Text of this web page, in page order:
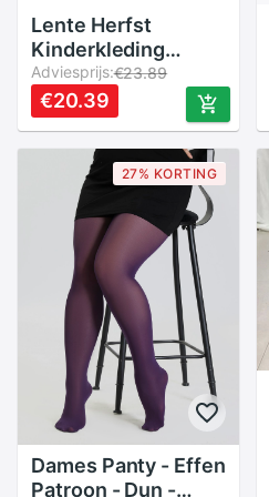
Lente Herfst
Kinderkleding
Katoen Lange Mouw
Dinosour Cartoon
Dier Baby Boy T-
shirts Kinderen
Tops Voor Jongens
2-10 Jaar
Adviesprijs:€23.89
€20.39
27% KORTING
Dames Panty - Effen
Patroon - Dun -